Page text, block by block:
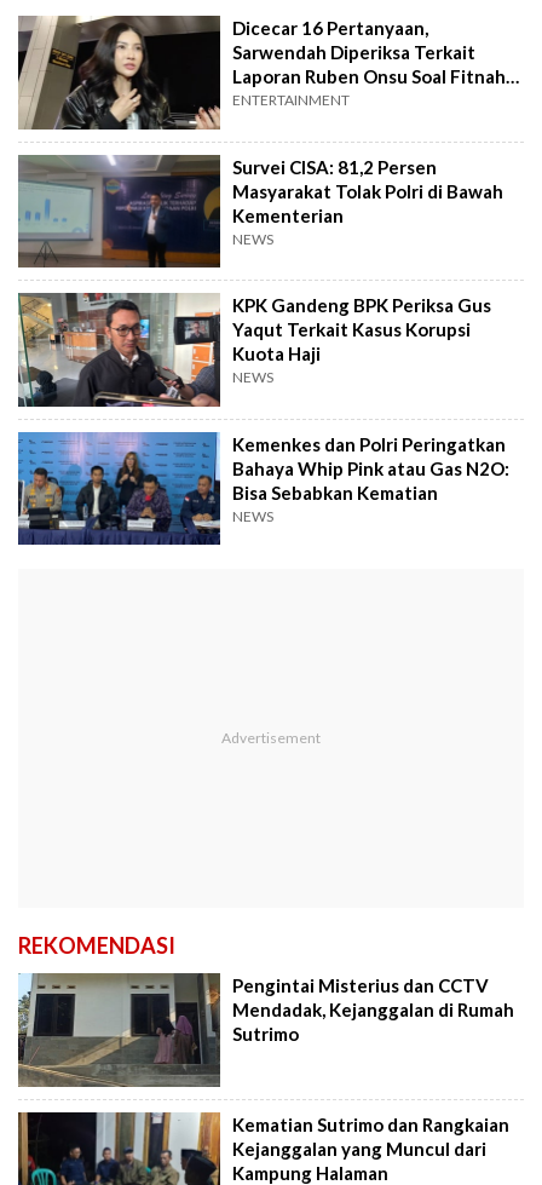
Dicecar 16 Pertanyaan,
Sarwendah Diperiksa Terkait
Laporan Ruben Onsu Soal Fitnah
Anak
ENTERTAINMENT
Survei CISA: 81,2 Persen
Masyarakat Tolak Polri di Bawah
Kementerian
NEWS
KPK Gandeng BPK Periksa Gus
Yaqut Terkait Kasus Korupsi
Kuota Haji
NEWS
Kemenkes dan Polri Peringatkan
Bahaya Whip Pink atau Gas N2O:
Bisa Sebabkan Kematian
NEWS
REKOMENDASI
Pengintai Misterius dan CCTV
Mendadak, Kejanggalan di Rumah
Sutrimo
Kematian Sutrimo dan Rangkaian
Kejanggalan yang Muncul dari
Kampung Halaman